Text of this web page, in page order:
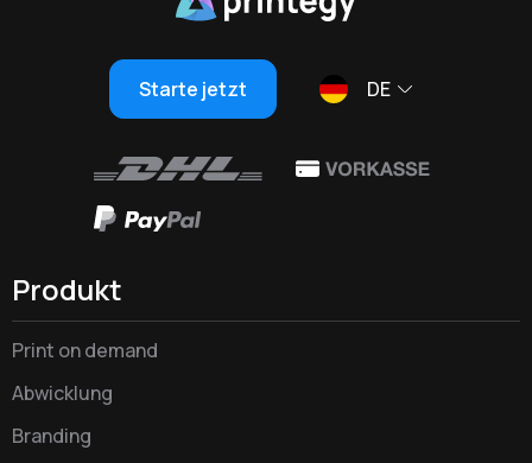
Starte jetzt DE
Produkt
Print on demand
Abwicklung
Branding